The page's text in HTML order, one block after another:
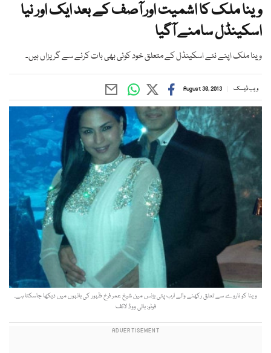
وینا ملک کا اشمیت اور آصف کے بعد ایک اور نیا
اسکینڈل سامنے آگیا
وینا ملک اپنے نئے اسکینڈل کے متعلق خود کوئی بھی بات کرنے سے گریزاں ہیں۔
ویب ڈیسک August 30, 2013
وینا کو ناروے سے تعلق رکھنے والے ارب پتی بزنس مین شیخ عمر فرخ ظہور کی بانہوں میں دیکھا جاسکتا ہے۔
فوٹو: بالی ووڈ لائف